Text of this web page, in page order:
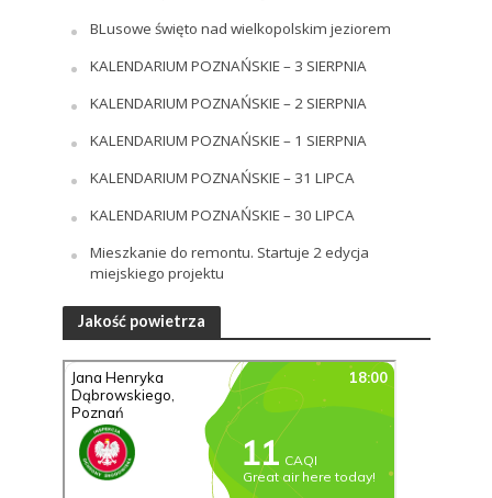
BLusowe święto nad wielkopolskim jeziorem
KALENDARIUM POZNAŃSKIE – 3 SIERPNIA
KALENDARIUM POZNAŃSKIE – 2 SIERPNIA
KALENDARIUM POZNAŃSKIE – 1 SIERPNIA
KALENDARIUM POZNAŃSKIE – 31 LIPCA
KALENDARIUM POZNAŃSKIE – 30 LIPCA
Mieszkanie do remontu. Startuje 2 edycja
miejskiego projektu
Jakość powietrza